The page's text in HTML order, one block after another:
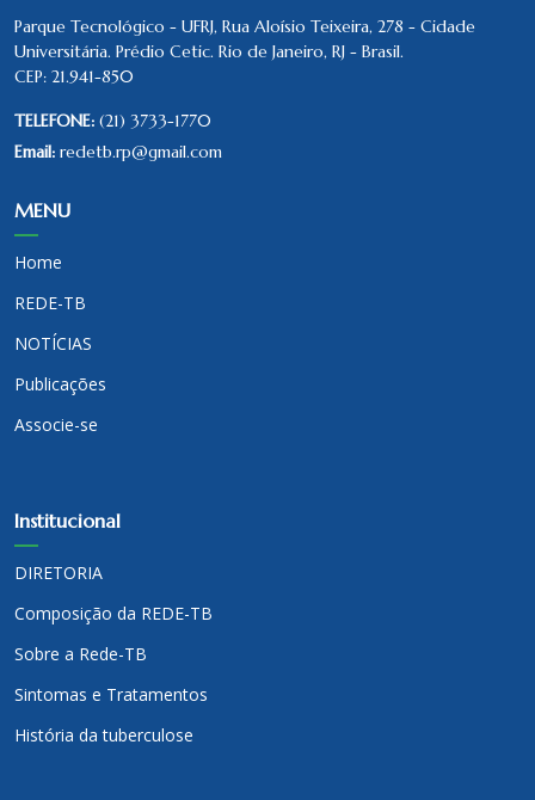
Parque Tecnológico - UFRJ, Rua Aloísio Teixeira, 278 - Cidade
Universitária. Prédio Cetic. Rio de Janeiro, RJ - Brasil.
CEP: 21.941-850
TELEFONE: (21) 3733-1770
Email: redetb.rp@gmail.com
MENU
Home
REDE-TB
NOTÍCIAS
Publicações
Associe-se
Institucional
DIRETORIA
Composição da REDE-TB
Sobre a Rede-TB
Sintomas e Tratamentos
História da tuberculose